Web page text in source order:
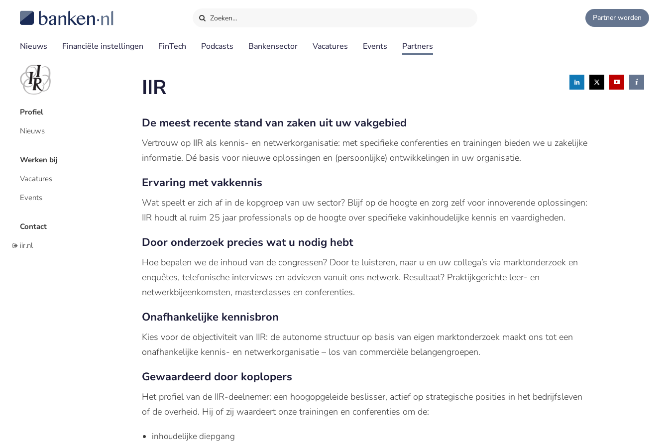
Zoeken… Partner worden
Nieuws Financiële instellingen FinTech Podcasts Bankensector Vacatures Events Partners
Profiel
Nieuws
Werken bij
Vacatures
Events
Contact
iir.nl
IIR
De meest recente stand van zaken uit uw vakgebied
Vertrouw op IIR als kennis- en netwerkorganisatie: met specifieke conferenties en trainingen bieden we u zakelijke
informatie. Dé basis voor nieuwe oplossingen en (persoonlijke) ontwikkelingen in uw organisatie.
Ervaring met vakkennis
Wat speelt er zich af in de kopgroep van uw sector? Blijf op de hoogte en zorg zelf voor innoverende oplossingen:
IIR houdt al ruim 25 jaar professionals op de hoogte over specifieke vakinhoudelijke kennis en vaardigheden.
Door onderzoek precies wat u nodig hebt
Hoe bepalen we de inhoud van de congressen? Door te luisteren, naar u en uw collega’s via marktonderzoek en
enquêtes, telefonische interviews en adviezen vanuit ons netwerk. Resultaat? Praktijkgerichte leer- en
netwerkbijeenkomsten, masterclasses en conferenties.
Onafhankelijke kennisbron
Kies voor de objectiviteit van IIR: de autonome structuur op basis van eigen marktonderzoek maakt ons tot een
onafhankelijke kennis- en netwerkorganisatie – los van commerciële belangengroepen.
Gewaardeerd door koplopers
Het profiel van de IIR-deelnemer: een hoogopgeleide beslisser, actief op strategische posities in het bedrijfsleven
of de overheid. Hij of zij waardeert onze trainingen en conferenties om de:
inhoudelijke diepgang